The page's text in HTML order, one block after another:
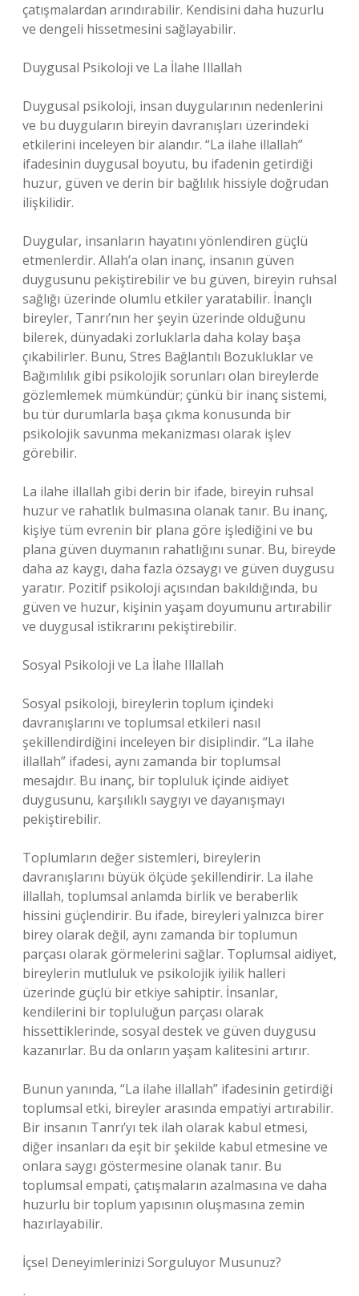
çatışmalardan arındırabilir. Kendisini daha huzurlu
ve dengeli hissetmesini sağlayabilir.
Duygusal Psikoloji ve La İlahe Illallah
Duygusal psikoloji, insan duygularının nedenlerini
ve bu duyguların bireyin davranışları üzerindeki
etkilerini inceleyen bir alandır. “La ilahe illallah”
ifadesinin duygusal boyutu, bu ifadenin getirdiği
huzur, güven ve derin bir bağlılık hissiyle doğrudan
ilişkilidir.
Duygular, insanların hayatını yönlendiren güçlü
etmenlerdir. Allah’a olan inanç, insanın güven
duygusunu pekiştirebilir ve bu güven, bireyin ruhsal
sağlığı üzerinde olumlu etkiler yaratabilir. İnançlı
bireyler, Tanrı’nın her şeyin üzerinde olduğunu
bilerek, dünyadaki zorluklarla daha kolay başa
çıkabilirler. Bunu, Stres Bağlantılı Bozukluklar ve
Bağımlılık gibi psikolojik sorunları olan bireylerde
gözlemlemek mümkündür; çünkü bir inanç sistemi,
bu tür durumlarla başa çıkma konusunda bir
psikolojik savunma mekanizması olarak işlev
görebilir.
La ilahe illallah gibi derin bir ifade, bireyin ruhsal
huzur ve rahatlık bulmasına olanak tanır. Bu inanç,
kişiye tüm evrenin bir plana göre işlediğini ve bu
plana güven duymanın rahatlığını sunar. Bu, bireyde
daha az kaygı, daha fazla özsaygı ve güven duygusu
yaratır. Pozitif psikoloji açısından bakıldığında, bu
güven ve huzur, kişinin yaşam doyumunu artırabilir
ve duygusal istikrarını pekiştirebilir.
Sosyal Psikoloji ve La İlahe Illallah
Sosyal psikoloji, bireylerin toplum içindeki
davranışlarını ve toplumsal etkileri nasıl
şekillendirdiğini inceleyen bir disiplindir. “La ilahe
illallah” ifadesi, aynı zamanda bir toplumsal
mesajdır. Bu inanç, bir topluluk içinde aidiyet
duygusunu, karşılıklı saygıyı ve dayanışmayı
pekiştirebilir.
Toplumların değer sistemleri, bireylerin
davranışlarını büyük ölçüde şekillendirir. La ilahe
illallah, toplumsal anlamda birlik ve beraberlik
hissini güçlendirir. Bu ifade, bireyleri yalnızca birer
birey olarak değil, aynı zamanda bir toplumun
parçası olarak görmelerini sağlar. Toplumsal aidiyet,
bireylerin mutluluk ve psikolojik iyilik halleri
üzerinde güçlü bir etkiye sahiptir. İnsanlar,
kendilerini bir topluluğun parçası olarak
hissettiklerinde, sosyal destek ve güven duygusu
kazanırlar. Bu da onların yaşam kalitesini artırır.
Bunun yanında, “La ilahe illallah” ifadesinin getirdiği
toplumsal etki, bireyler arasında empatiyi artırabilir.
Bir insanın Tanrı’yı tek ilah olarak kabul etmesi,
diğer insanları da eşit bir şekilde kabul etmesine ve
onlara saygı göstermesine olanak tanır. Bu
toplumsal empati, çatışmaların azalmasına ve daha
huzurlu bir toplum yapısının oluşmasına zemin
hazırlayabilir.
İçsel Deneyimlerinizi Sorguluyor Musunuz?